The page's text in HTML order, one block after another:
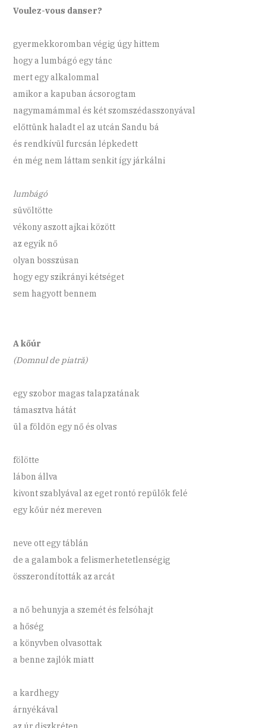
Voulez-vous danser?
gyermekkoromban végig úgy hittem
hogy a lumbágó egy tánc
mert egy alkalommal
amikor a kapuban ácsorogtam
nagymamámmal és két szomszédasszonyával
előttünk haladt el az utcán Sandu bá
és rendkívül furcsán lépkedett
én még nem láttam senkit így járkálni
lumbágó
süvöltötte
vékony aszott ajkai között
az egyik nő
olyan bosszúsan
hogy egy szikrányi kétséget
sem hagyott bennem
A kőúr
(Domnul de piatră)
egy szobor magas talapzatának
támasztva hátát
ül a földön egy nő és olvas
fölötte
lábon állva
kivont szablyával az eget rontó repülők felé
egy kőúr néz mereven
neve ott egy táblán
de a galambok a felismerhetetlenségig
összerondították az arcát
a nő behunyja a szemét és felsóhajt
a hőség
a könyvben olvasottak
a benne zajlók miatt
a kardhegy
árnyékával